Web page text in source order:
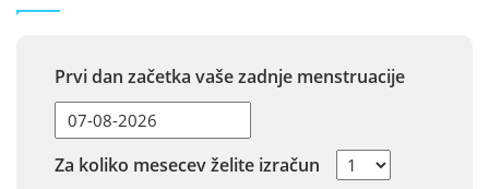
Prvi dan začetka vaše zadnje menstruacije
Za koliko mesecev želite izračun